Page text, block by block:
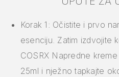
Korak 1: Očistite i prvo
esenciju. Zatim izdvojite
COSRX Napredne
25ml i nježno tapkajte